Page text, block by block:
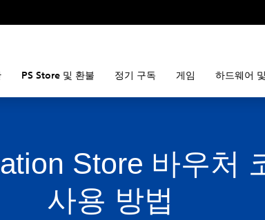
PS Store 및 환불 정기 구독 게임 하드웨어
Store 바우처
사용 방법